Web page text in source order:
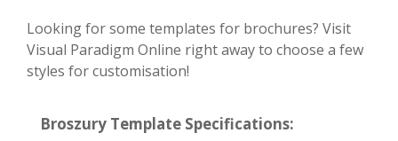
Looking for some templates for brochures? Visit
Visual Paradigm Online right away to choose a few
styles for customisation!
Broszury Template Specifications: